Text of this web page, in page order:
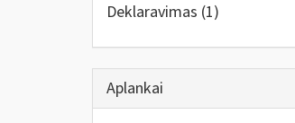
Deklaravimas (1)
Aplankai